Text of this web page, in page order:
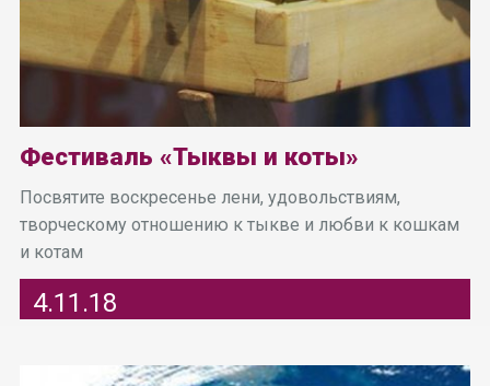
Фестиваль «Тыквы и коты»
Посвятите воскресенье лени, удовольствиям,
творческому отношению к тыкве и любви к кошкам
и котам
4.11.18